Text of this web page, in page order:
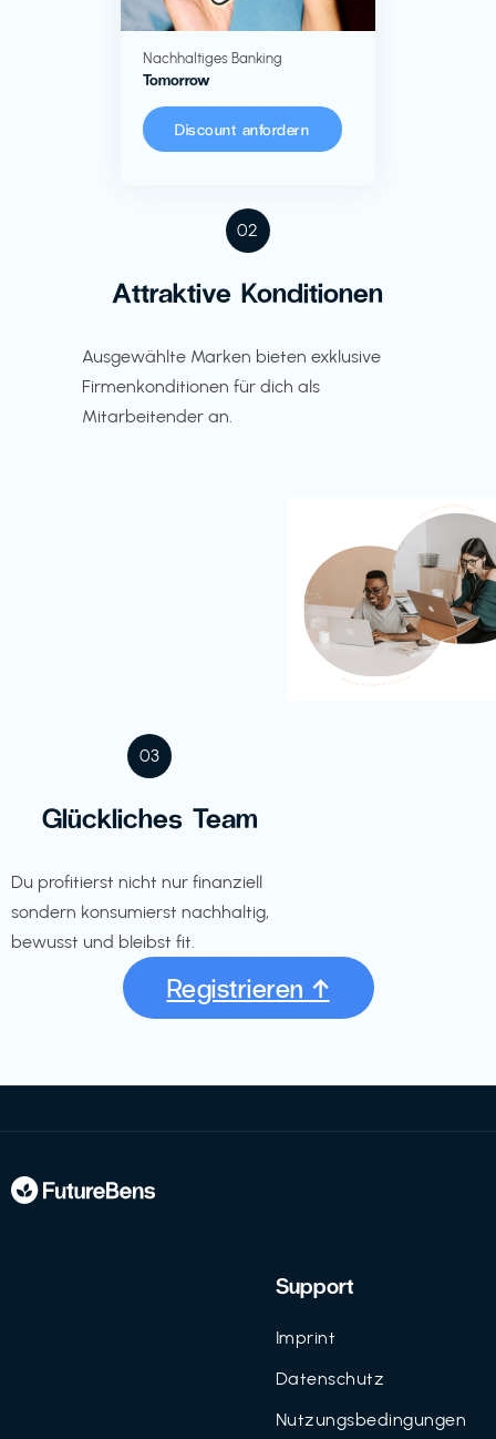
02
Attraktive Konditionen
Ausgewählte Marken bieten exklusive
Firmenkonditionen für dich als
Mitarbeitender an.
Nachhaltiges Banking
Tomorrow
Discount anfordern
03
Glückliches Team
Du profitierst nicht nur finanziell
sondern konsumierst nachhaltig,
bewusst und bleibst fit.
Registrieren ↑
Support
Imprint
Datenschutz
Nutzungsbedingungen